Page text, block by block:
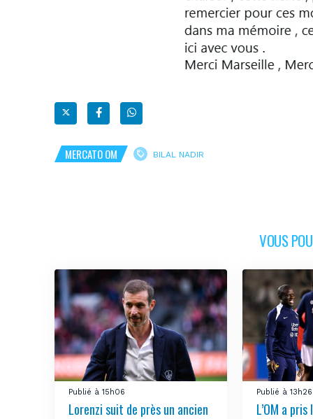
MERCATO OM BILAL NADIR
VOUS
Publié à 15h06
Lorenzi suit de près un ancien
Publié à 13h26
L’OM a